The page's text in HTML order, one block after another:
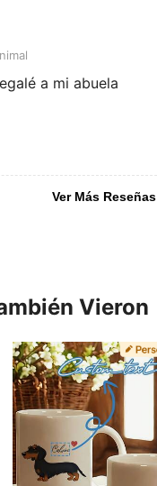
a mi abuela
Ver Más Reseñas
Vieron